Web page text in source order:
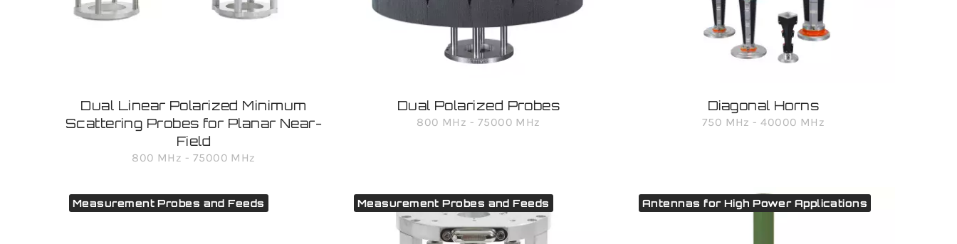
Dual Linear Polarized Minimum
Scattering Probes for Planar Near-
Field
800 MHz - 75000 MHz
Dual Polarized Probes
800 MHz - 75000 MHz
Diagonal Horns
750 MHz - 40000 MHz
Measurement Probes and Feeds Measurement Probes and Feeds Antennas for High Power Applications